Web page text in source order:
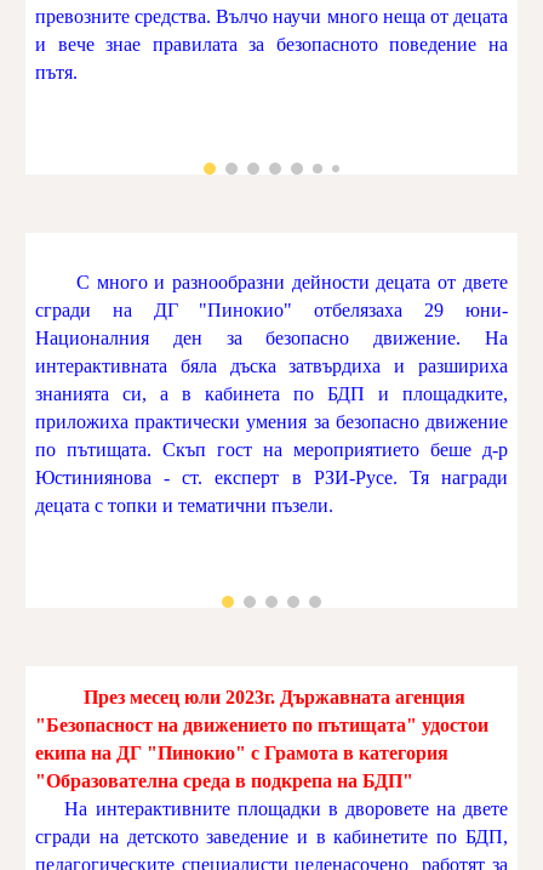
превозните средства. Вълчо научи много неща от децата
и вече знае правилата за безопасното поведение на
пътя.
С много и разнообразни дейности децата от двете
сгради на ДГ "Пинокио" отбелязаха 29 юни-
Националния ден за безопасно движение. На
интерактивната бяла дъска затвърдиха и разшириха
знанията си, а в кабинета по БДП и площадките,
приложиха практически умения за безопасно движение
по пътищата. Скъп гост на мероприятието беше д-р
Юстиниянова - ст. експерт в РЗИ-Русе. Тя награди
децата с топки и тематични пъзели.
През месец юли 2023г. Държавната агенция
"Безопасност на движението по пътищата" удостои
екипа на ДГ "Пинокио" с Грамота в категория
"Образователна среда в подкрепа на БДП"
На интерактивните площадки в дворовете на двете
сгради на детското заведение и в кабинетите по БДП,
педагогическите специалисти целенасочено работят за